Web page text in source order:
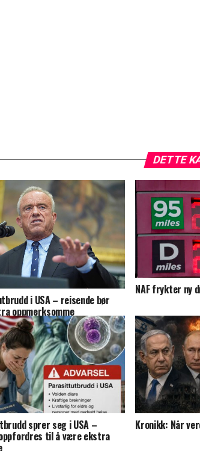
DETTE
i USA – reisende bør
oppmerksomme
NAF frykter ny
sprer seg i USA –
til å være ekstra
Kronikk: Når